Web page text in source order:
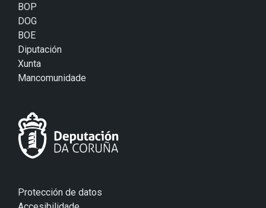
BOP
DOG
BOE
Diputación
Xunta
Mancomunidade
Protección de datos